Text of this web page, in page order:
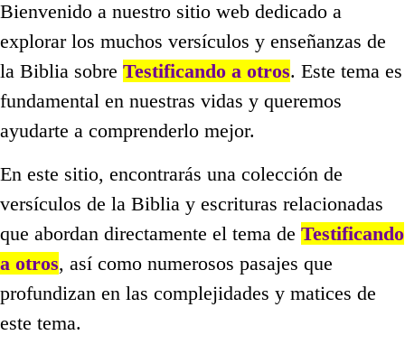
Bienvenido a nuestro sitio web dedicado a
explorar los muchos versículos y enseñanzas de
la Biblia sobre Testificando a otros. Este tema es
fundamental en nuestras vidas y queremos
ayudarte a comprenderlo mejor.
En este sitio, encontrarás una colección de
versículos de la Biblia y escrituras relacionadas
que abordan directamente el tema de Testificando
a otros, así como numerosos pasajes que
profundizan en las complejidades y matices de
este tema.